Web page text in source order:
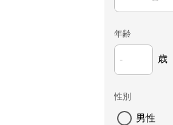
年齢
歳
性別
男性